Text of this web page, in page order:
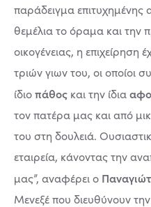
παράδειγμα επιτυχημένης
θεμέλια το όραμα και την
οικογένειας, η επιχείρηση
τριών γιων του, οι οποίοι
ίδιοπάθος και την ίδια
τον πατέρα μας και από
του στη δουλειά.
εταιρεία, κάνοντας την
μας”, αναφέρει ο
Μενεξέ που διευθύνουν